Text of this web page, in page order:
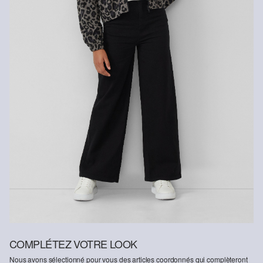
COMPLÉTEZ VOTRE LOOK
Nous avons sélectionné pour vous des articles coordonnés qui complèteront